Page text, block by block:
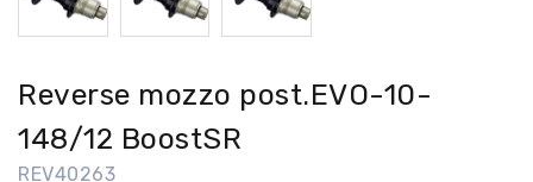
Reverse mozzo post.EVO-10-
148/12 BoostSR
REV40263